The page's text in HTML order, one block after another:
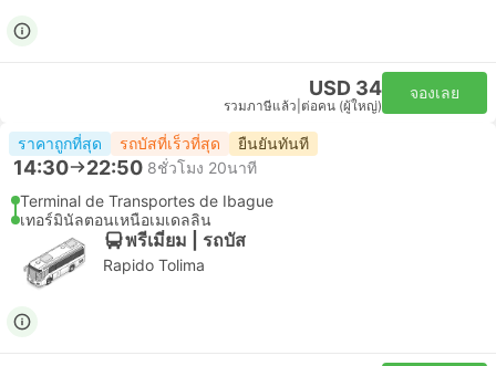
USD 34
รวมภาษีแล้ว ต่อคน (ผู้ใหญ่)
จองเลย
ราคาถูกที่สุด รถบัสที่เร็วที่สุด ยืนยันทันที
14:30 22:50 8ชั่วโมง 20นาที
Terminal de Transportes de Ibague
เทอร์มินัลตอนเหนือเมเดลลิน
พรีเมี่ยม | รถบัส
Rapido Tolima